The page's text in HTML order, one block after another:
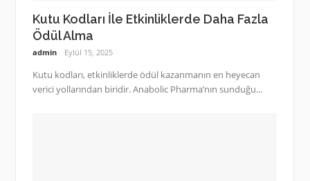
Kutu Kodları İle Etkinliklerde Daha Fazla
Ödül Alma
admin Eylül 15, 2025
Kutu kodları, etkinliklerde ödül kazanmanın en heyecan
verici yollarından biridir. Anabolic Pharma’nın sunduğu...